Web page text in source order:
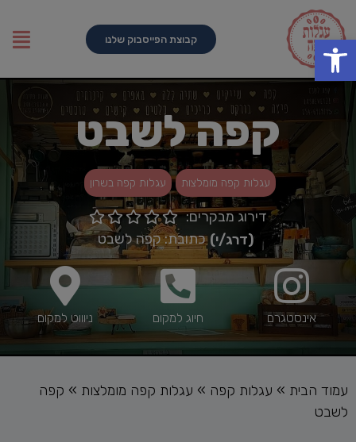
פתח סרגל נגישותקבוצת הפייסבוק שלנו
קפה לשבט
עגלות קפה מומלצות עגלות קפה בשרון
דירוג מבקרים: 




(דרג/י) כתובת: קפה לשבט
אינסטגרם חיוג למקום ניוווט למקום
עמוד הבית » עגלות קפה » עגלות קפה מומלצות » קפה
לשבט